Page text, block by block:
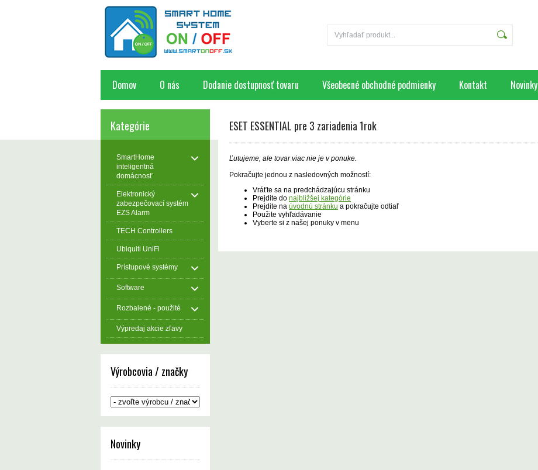
Domov O nás Dodanie dostupnosť tovaru Všeobecné obchodné podmienky Kontakt Novinky
Kategórie
SmartHome
inteligentná
domácnosť
Elektronický
zabezpečovací systém
EZS Alarm
TECH Controllers
Ubiquiti UniFi
Prístupové systémy
Software
Rozbalené - použité
Výpredaj akcie zľavy
Výrobcovia / značky
Novinky
ESET ESSENTIAL pre 3 zariadenia 1rok
Ľutujeme, ale tovar viac nie je v ponuke.
Pokračujte jednou z nasledovných možností:
Vráťte sa na predchádzajúcu stránku
Prejdite do najbližšej kategórie
Prejdite na úvodnú stránku a pokračujte odtiaľ
Použite vyhľadávanie
Vyberte si z našej ponuky v menu